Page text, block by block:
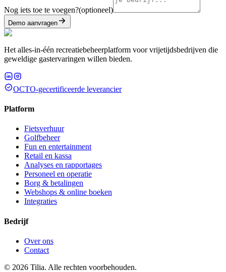
Nog iets toe te voegen?(optioneel)
Demo aanvragen
Het alles-in-één recreatiebeheerplatform voor vrijetijdsbedrijven die
geweldige gastervaringen willen bieden.
OCTO-gecertificeerde leverancier
Platform
Fietsverhuur
Golfbeheer
Fun en entertainment
Retail en kassa
Analyses en rapportages
Personeel en operatie
Borg & betalingen
Webshops & online boeken
Integraties
Bedrijf
Over ons
Contact
© 2026 Tilia. Alle rechten voorbehouden.